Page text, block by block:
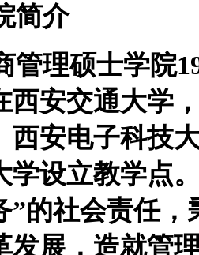
介
硕士学院
西安交通大学
西安电子科技
学设立教学点
”的社会责任
发展，造就管